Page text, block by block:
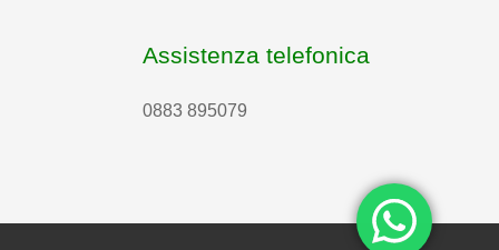
Assistenza telefonica
0883 895079